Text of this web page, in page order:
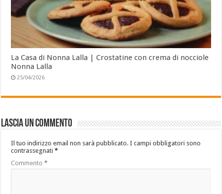
La Casa di Nonna Lalla | Crostatine con crema di nocciole
Nonna Lalla
25/04/2026
Lascia un commento
Il tuo indirizzo email non sarà pubblicato. I campi obbligatori sono
contrassegnati*
Commento*